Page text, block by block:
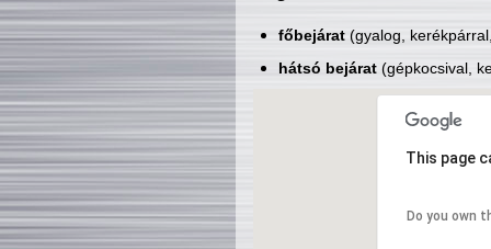
főbejárat(gyalog,
hátsó bejárat(gépkocsival,
This page
Do you own